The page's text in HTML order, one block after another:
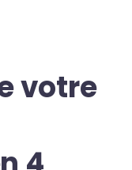
votre